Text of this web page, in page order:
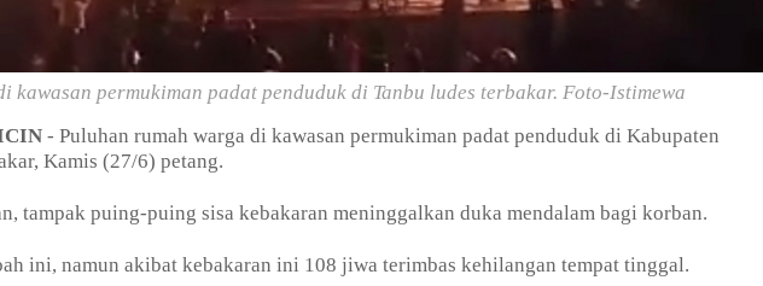
kawasan permukiman padat penduduk di Tanbu ludes terbakar. Foto-Istimewa
- Puluhan rumah warga di kawasan permukiman padat penduduk di Kabupaten
Kamis (27/6) petang.
tampak puing-puing sisa kebakaran meninggalkan duka mendalam bagi korban.
ini, namun akibat kebakaran ini 108 jiwa terimbas kehilangan tempat tinggal.